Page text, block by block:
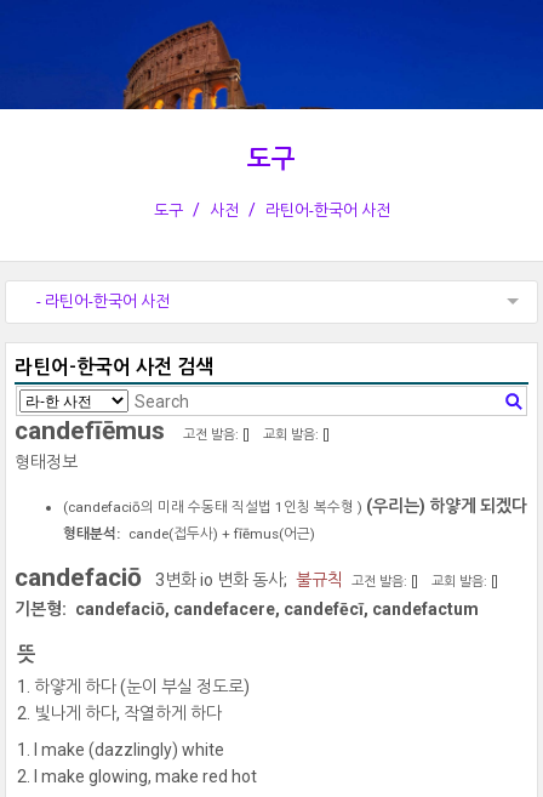
도구
도구 사전 라틴어-한국어 사전
- 라틴어-한국어 사전
라틴어-한국어 사전 검색
candefīēmus 고전 발음: [] 교회 발음: []
형태정보
(candefaciō의 미래 수동태 직설법 1인칭 복수형 ) (우리는) 하얗게 되겠다
형태분석: cande(접두사) +fīēmus(어근)
candefaciō 3변화 io 변화 동사; 불규칙 고전 발음: [] 교회 발음: []
기본형: candefaciō, candefacere, candefēcī, candefactum
뜻
하얗게 하다 (눈이 부실 정도로)
빛나게 하다, 작열하게 하다
I make (dazzlingly) white
I make glowing, make red hot